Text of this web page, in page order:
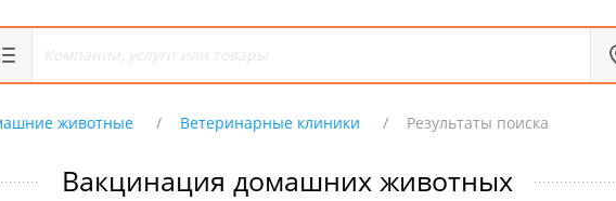
животные Ветеринарные клиники Результаты поиска
Вакцинация домашних животных